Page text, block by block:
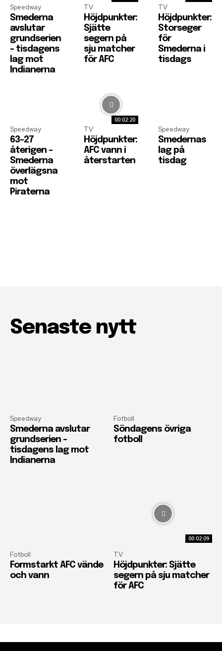
Speedway
Smederna
avslutar
grundserien
– tisdagens
lag mot
Indianerna
TV
Höjdpunkter:
Sjätte
segern på
sju matcher
för AFC
TV
Höjdpunkter:
Storseger
för
Smederna i
tisdags
Speedway
63-27
återigen –
Smederna
överlägsna
mot
Piraterna
00:02:20
TV
Höjdpunkter:
AFC vann i
återstarten
Speedway
Smedernas
lag på
tisdag
Senaste nytt
Speedway
Smederna avslutar
grundserien –
tisdagens lag mot
Indianerna
Fotboll
Söndagens övriga
fotboll
Fotboll
Formstarkt AFC vände
och vann
00:02:09
TV
Höjdpunkter: Sjätte
segern på sju matcher
för AFC